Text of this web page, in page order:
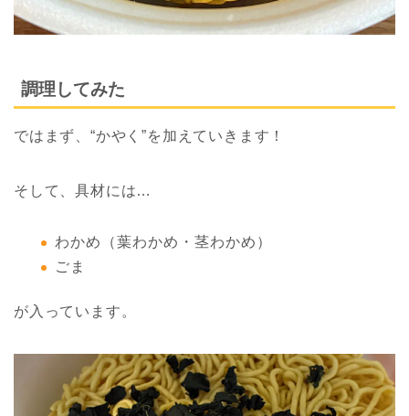
調理してみた
ではまず、“かやく”を加えていきます！
そして、具材には…
わかめ（葉わかめ・茎わかめ）
ごま
が入っています。